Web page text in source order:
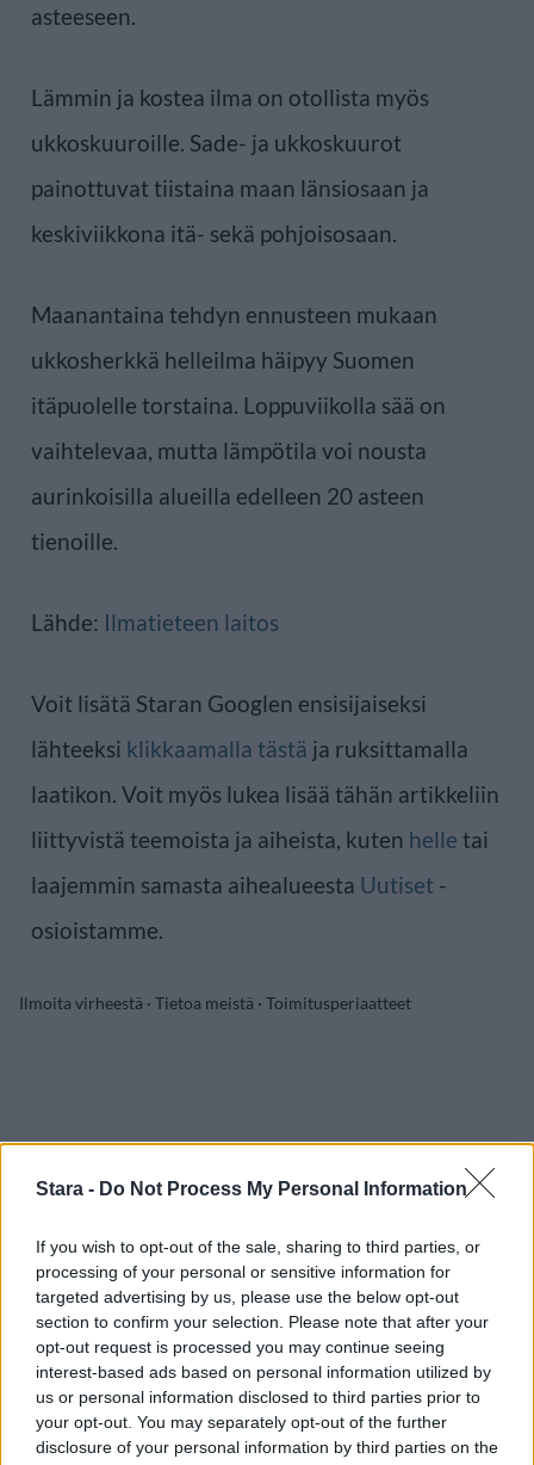
Stara - Do Not Process My Personal Information
If you wish to opt-out of the sale, sharing to third parties, or
processing of your personal or sensitive information for
targeted advertising by us, please use the below opt-out
section to confirm your selection. Please note that after your
opt-out request is processed you may continue seeing
interest-based ads based on personal information utilized by
us or personal information disclosed to third parties prior to
your opt-out. You may separately opt-out of the further
disclosure of your personal information by third parties on the
asteeseen.
Lämmin ja kostea ilma on otollista myös
ukkoskuuroille. Sade- ja ukkoskuurot
painottuvat tiistaina maan länsiosaan ja
keskiviikkona itä- sekä pohjoisosaan.
Maanantaina tehdyn ennusteen mukaan
ukkosherkkä helleilma häipyy Suomen
itäpuolelle torstaina. Loppuviikolla sää on
vaihtelevaa, mutta lämpötila voi nousta
aurinkoisilla alueilla edelleen 20 asteen
tienoille.
Lähde: Ilmatieteen laitos
Voit lisätä Staran Googlen ensisijaiseksi
lähteeksi klikkaamalla tästä ja ruksittamalla
laatikon. Voit myös lukea lisää tähän artikkeliin
liittyvistä teemoista ja aiheista, kuten helle tai
laajemmin samasta aihealueesta Uutiset -
osioistamme.
Ilmoita virheestä · Tietoa meistä · Toimitusperiaatteet